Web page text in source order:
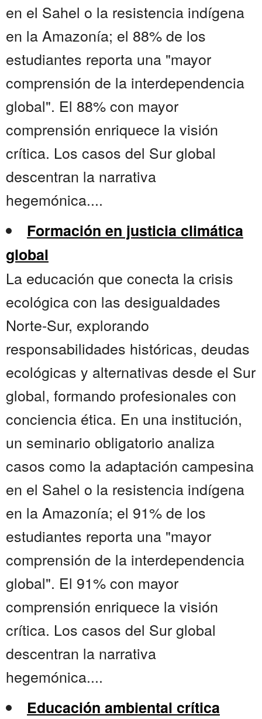
en el Sahel o la resistencia indígena
en la Amazonía; el 88% de los
estudiantes reporta una "mayor
comprensión de la interdependencia
global". El 88% con mayor
comprensión enriquece la visión
crítica. Los casos del Sur global
descentran la narrativa
hegemónica....
Formación en justicia climática
global
La educación que conecta la crisis
ecológica con las desigualdades
Norte-Sur, explorando
responsabilidades históricas, deudas
ecológicas y alternativas desde el Sur
global, formando profesionales con
conciencia ética. En una institución,
un seminario obligatorio analiza
casos como la adaptación campesina
en el Sahel o la resistencia indígena
en la Amazonía; el 91% de los
estudiantes reporta una "mayor
comprensión de la interdependencia
global". El 91% con mayor
comprensión enriquece la visión
crítica. Los casos del Sur global
descentran la narrativa
hegemónica....
Educación ambiental crítica